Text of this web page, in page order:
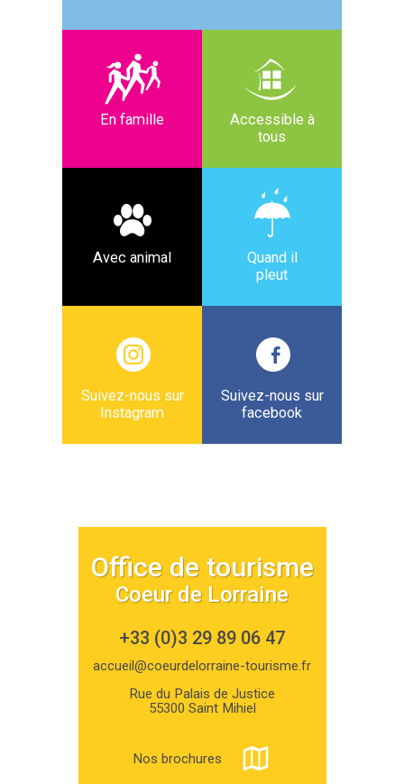
En famille
Accessible à
tous
Avec animal
Quand il
pleut
Suivez-nous sur
Instagram
Suivez-nous sur
facebook
Office de tourisme
Coeur de Lorraine
+33 (0)3 29 89 06 47
accueil@coeurdelorraine-tourisme.fr
Rue du Palais de Justice
55300 Saint Mihiel
Nos brochures